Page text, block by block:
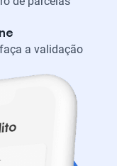
a validação